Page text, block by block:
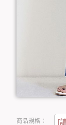
商品規格：